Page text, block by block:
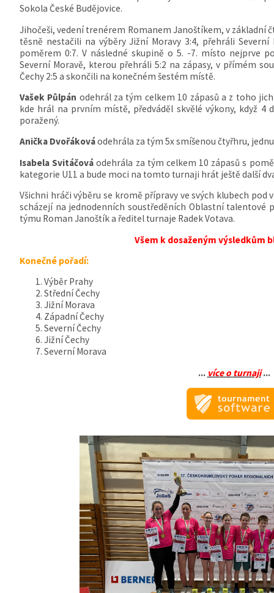
Sokola České Budějovice.
Jihočeši, vedení trenérem Romanem Janoštíkem, v základní
těsně nestačili na výběry Jižní Moravy 3:4, přehráli
poměrem 0:7. V následné skupině o 5. -7. místo nejprve
Severní Moravě, kterou přehráli 5:2 na zápasy, v přímém
Čechy 2:5 a skončili na konečném šestém místě.
Vašek Půlpán odehrál za tým celkem 10 zápasů a z toho
kde hrál na prvním místě, předváděl skvělé výkony, když 4
poražený.
Anička Dvořákováodehrála za tým 5x smíšenou čtyřhru,
Isabela Svitáčová odehrála za tým celkem 10 zápasů s
kategorie U11 a bude moci na tomto turnaji hrát ještě další
Všichni hráči výběru se kromě přípravy ve svých klubech
scházejí na jednodenních soustředěních Oblastní talentové
týmu Roman Janoštík a ředitel turnaje Radek Votava.
Všem k dosaženým výsledkům
Konečné pořadí:
Výběr Prahy
Střední Čechy
Jižní Morava
Západní Čechy
Severní Čechy
Jižní Čechy
Severní Morava
... více o turnaji...